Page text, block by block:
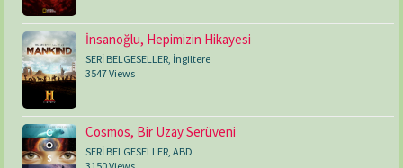
İnsanoğlu, Hepimizin Hikayesi
SERİ BELGESELLER, İngiltere
3547 Views
Cosmos, Bir Uzay Serüveni
SERİ BELGESELLER ABD